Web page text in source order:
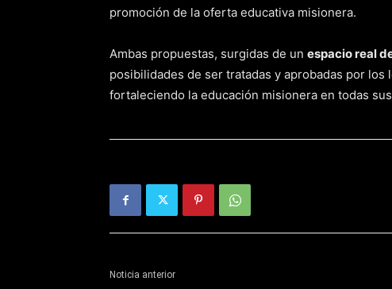
promoción de la oferta educativa misionera.
Ambas propuestas, surgidas de un espacio real
posibilidades de ser tratadas y aprobadas por
fortaleciendo la educación misionera en todas
Noticia anterior